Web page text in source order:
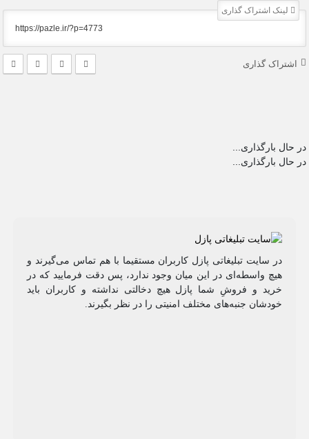
لینک اشتراک گذاری
اشتراک گذاری
در حال بارگذاری...
در حال بارگذاری...
در سایت تبلیغاتی پازل کاربران مستقیما با هم تماس می‌گیرند و
هیچ واسطه‌ای در این میان وجود ندارد، پس دقت فرمایید که در
خرید و فروشِ شما پازل هیچ دخالتی نداشته و کاربران باید
خودشان جنبه‌های مختلف امنیتی را در نظر بگیرند.